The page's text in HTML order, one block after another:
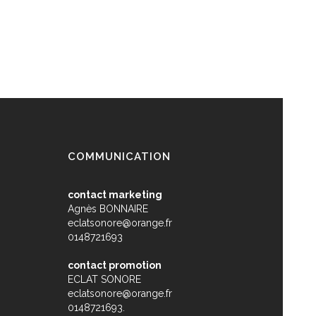
COMMUNICATION
contact marketing
Agnès BONNAIRE
eclatsonore@orange.fr
0148721693
contact promotion
ECLAT SONORE
eclatsonore@orange.fr
0148721693.